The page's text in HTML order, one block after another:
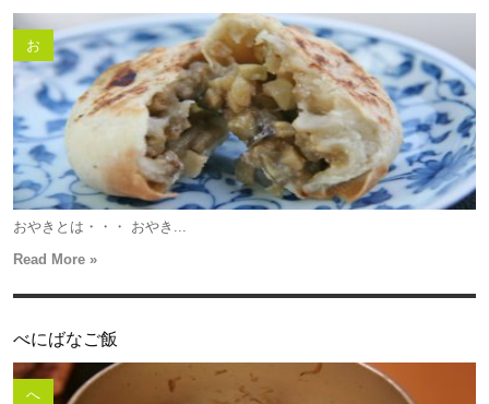
お
おやきとは・・・ おやき...
Read More »
べにばなご飯
へ